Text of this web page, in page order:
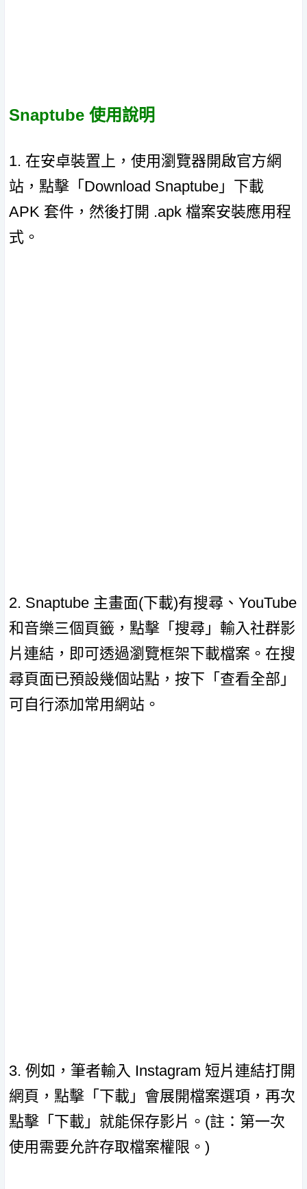
Snaptube 使用說明
1. 在安卓裝置上，使用瀏覽器開啟官方網
站，點擊「Download Snaptube」下載
APK 套件，然後打開 .apk 檔案安裝應用程
式。
2. Snaptube 主畫面(下載)有搜尋、YouTube
和音樂三個頁籤，點擊「搜尋」輸入社群影
片連結，即可透過瀏覽框架下載檔案。在搜
尋頁面已預設幾個站點，按下「查看全部」
可自行添加常用網站。
3. 例如，筆者輸入 Instagram 短片連結打開
網頁，點擊「下載」會展開檔案選項，再次
點擊「下載」就能保存影片。(註：第一次
使用需要允許存取檔案權限。)